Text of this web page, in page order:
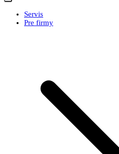
Servis
Pre firmy